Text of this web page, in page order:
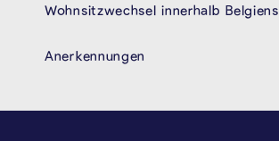
Wohnsitzwechsel innerhalb Belgiens
Anerkennungen